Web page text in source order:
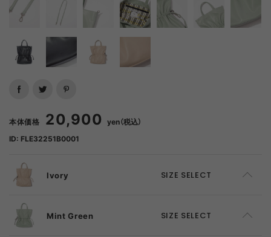
本体価格 20,900 yen（税込）
ID: FLE32251B0001
Ivory SIZE SELECT
ADD TO CART
Mint Green SIZE SELECT